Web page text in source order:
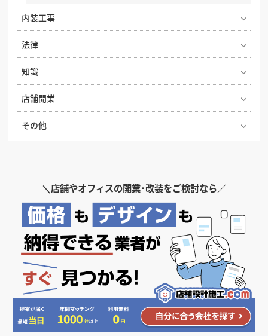
内装工事
オフィス移転の内装工事で失敗しないためのポイン
ト！費用相場やスケジュール・業者選びのコツを解説
店舗の内装で失敗しないための内装業者の探し方と選
店舗開業のために知っておきたい、内装工事の種類と
内容
見方やポイント
オシャレなコンクリート打ちっぱなしの内装のメリッ
ト・デメリット
内装工事の費用と内訳、コストを安く抑えるためのポ
イント
DIYでお店のコンセントを増設したい？それ、資格が
必要です！費用相場も紹介
飲食店がスケルトン天井にした場合のメリット・デメ
リット
法律
2026年度の店舗開業や内装工事を有利に進める！補助
金獲得に向けた先取り準備ガイド
飲食店 建築基準法の内装制限とは？開業前に知ってお
いておさらい
飲食店を開業するなら、個人事業主と法人どっちがい
いの？
飲食店オーナーが知っておきたい消防法。消防設備の
設置基準や届け出などを解説
悩みやすい店舗内装工事の勘定科目4つについて、例
を挙げながら分かりやすく解説
飲食店開業に必須の消防検査の流れ、内容、ポイント
知識
ナフサショックで店舗開業が間に合わない？内装費用
高騰と工期遅延への今とるべき対策
飲食店の水道光熱費の相場ってどのくらい？気になる
上がり框（あがりかまち）とは？設置するメリットや
素材・デザインについて
電灯と動力の違いとは？用語の意味と電気料金の違い
を解説
梁（はり）とは？内装デザイン・工事での役割や、お
客様に与える印象について解説
飲食店の看板デザイン。繁盛するお店の看板はここが
違う！
店舗開業
【どっちが正解？】居抜き物件とスケルトン物件の違
飲食店開業の要！業務用厨房機器の選び方完全ガイド
｜業種別の必須リストと失敗しない配置のコツ
飲食店開業に必要な営業許可。保健所の申請書類や設
備の条件など解説
自宅兼店舗のメリット・デメリット、失敗しないポイ
ントを解説
自宅カフェを開業する場合の物件条件や資格、費用相
場をチェック！
その他
ポイントや色彩の持つ心理効果について解説
プレハブ工法とは？店舗に採用したいなら押さえてお
きたいメリット・デメリットや注意点を解説
生産性を高めるオフィス・事務所の内装デザイン、お
すすめのレイアウト
商品ディスプレイの基本テクニック6選。購入意欲を
高める陳列方法と効果
＼店舗やオフィスの開業･改装をご検討なら／